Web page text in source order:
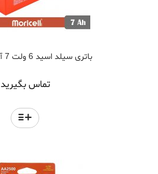
باتری سیلد اسید 6 ولت 7 آمپر moricell
تماس بگیرید